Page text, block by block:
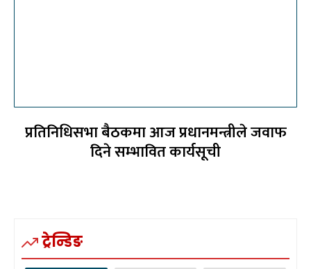
प्रतिनिधिसभा बैठकमा आज प्रधानमन्त्रीले जवाफ
दिने सम्भावित कार्यसूची
ट्रेन्डिङ